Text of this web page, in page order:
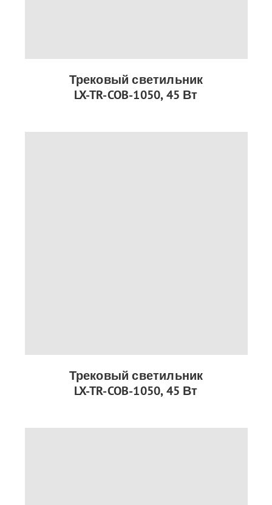
Трековый светильник
LX-TR-COB-1050, 45 Вт
Трековый светильник
LX-TR-COB-1050, 45 Вт